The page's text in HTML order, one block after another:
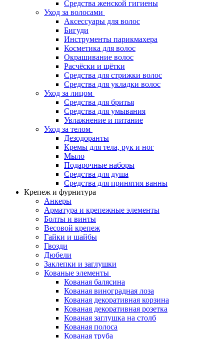
Средства женской гигиены
Уход за волосами
Аксессуары для волос
Бигуди
Инструменты парикмахера
Косметика для волос
Окрашивание волос
Расчёски и щётки
Средства для стрижки волос
Средства для укладки волос
Уход за лицом
Средства для бритья
Средства для умывания
Увлажнение и питание
Уход за телом
Дезодоранты
Кремы для тела, рук и ног
Мыло
Подарочные наборы
Средства для душа
Средства для принятия ванны
Крепеж и фурнитура
Анкеры
Арматура и крепежные элементы
Болты и винты
Весовой крепеж
Гайки и шайбы
Гвозди
Дюбели
Заклепки и заглушки
Кованые элементы
Кованая балясина
Кованая виноградная лоза
Кованая декоративная корзина
Кованая декоративная розетка
Кованая заглушка на столб
Кованая полоса
Кованая труба